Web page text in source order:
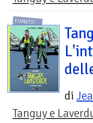
FUMETTI
di
Tanguy e